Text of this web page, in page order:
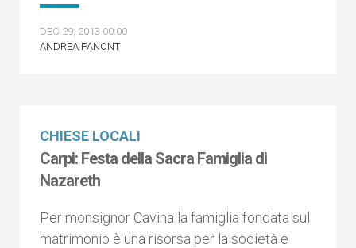
DEC 29, 2013 00:00
ANDREA PANONT
CHIESE LOCALI
Carpi: Festa della Sacra Famiglia di
Nazareth
Per monsignor Cavina la famiglia fondata sul
matrimonio è una risorsa per la società e